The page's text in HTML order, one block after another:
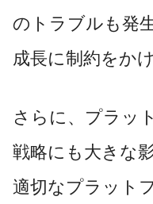
のトラブルも発
成長に制約をか
さらに、プラッ
戦略にも大きな
適切なプラット